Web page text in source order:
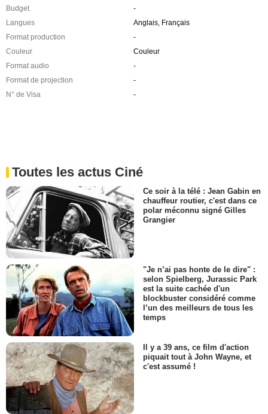
Budget
-
Langues
Anglais, Français
Format production
-
Couleur
Couleur
Format audio
-
Format de projection
-
N° de Visa
-
Toutes les actus Ciné
Ce soir à la télé : Jean Gabin en
chauffeur routier, c'est dans ce
polar méconnu signé Gilles
Grangier
"Je n’ai pas honte de le dire" :
selon Spielberg, Jurassic Park
est la suite cachée d'un
blockbuster considéré comme
l’un des meilleurs de tous les
temps
Il y a 39 ans, ce film d'action
piquait tout à John Wayne, et
c'est assumé !